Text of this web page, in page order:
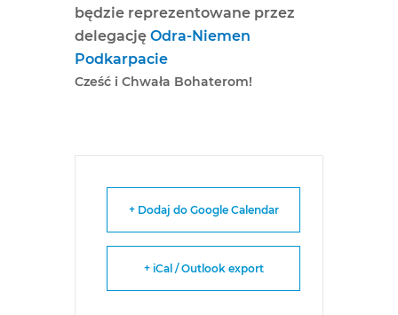
będzie reprezentowane przez
delegację Odra-Niemen
Podkarpacie
Cześć i Chwała Bohaterom!
+ Dodaj do Google Calendar
+ iCal / Outlook export